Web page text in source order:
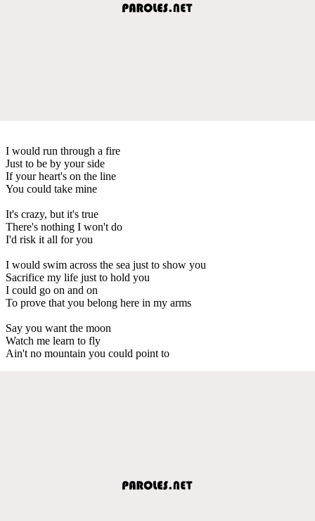
I would run through a fire
Just to be by your side
If your heart's on the line
You could take mine
It's crazy, but it's true
There's nothing I won't do
I'd risk it all for you
I would swim across the sea just to show you
Sacrifice my life just to hold you
I could go on and on
To prove that you belong here in my arms
Say you want the moon
Watch me learn to fly
Ain't no mountain you could point to